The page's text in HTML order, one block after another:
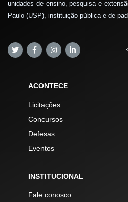
unidades de ensino, pesquisa e
Paulo (USP), instituição pública e de
ACONTECE
Licitações
Concursos
Defesas
Eventos
INSTITUCIONAL
Fale conosco